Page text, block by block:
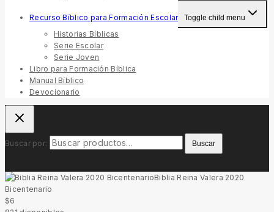
Recurso Bíblico para Formación Escolar Toggle child menu
Historias Bíblicas
Serie Escolar
Serie Joven
Libro para Formación Bíblica
Manual Bíblico
Devocionario
Buscar por: Buscar
Biblia Reina Valera 2020
Bicentenario
$6